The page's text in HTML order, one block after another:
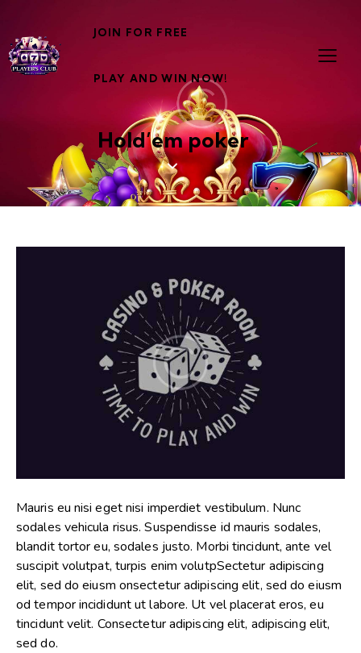
JOIN FOR FREE
PLAY AND WIN NOW!
Hold’em poker
Mauris eu nisi eget nisi imperdiet vestibulum. Nunc
sodales vehicula risus. Suspendisse id mauris sodales,
blandit tortor eu, sodales justo. Morbi tincidunt, ante vel
suscipit volutpat, turpis enim volutpSectetur adipiscing
elit, sed do eiusm onsectetur adipiscing elit, sed do eiusm
od tempor incididunt ut labore. Ut vel placerat eros, eu
tincidunt velit. Consectetur adipiscing elit, adipiscing elit,
sed do.